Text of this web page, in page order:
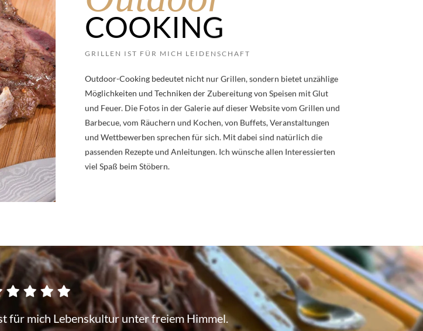
COOKING
GRILLEN IST FÜR MICH LEIDENSCHAFT
Outdoor-Cooking bedeutet nicht nur Grillen, sondern bietet unzählige
Möglichkeiten und Techniken der Zubereitung von Speisen mit Glut
und Feuer. Die Fotos in der Galerie auf dieser Website vom Grillen und
Barbecue, vom Räuchern und Kochen, von Buffets, Veranstaltungen
und Wettbewerben sprechen für sich. Mit dabei sind natürlich die
passenden Rezepte und Anleitungen. Ich wünsche allen Interessierten
viel Spaß beim Stöbern.
für mich Lebenskultur unter freiem Himmel.